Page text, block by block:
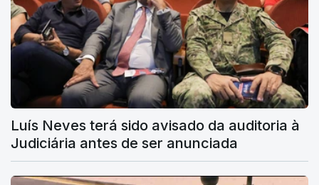
Luís Neves terá sido avisado da auditoria à
Judiciária antes de ser anunciada